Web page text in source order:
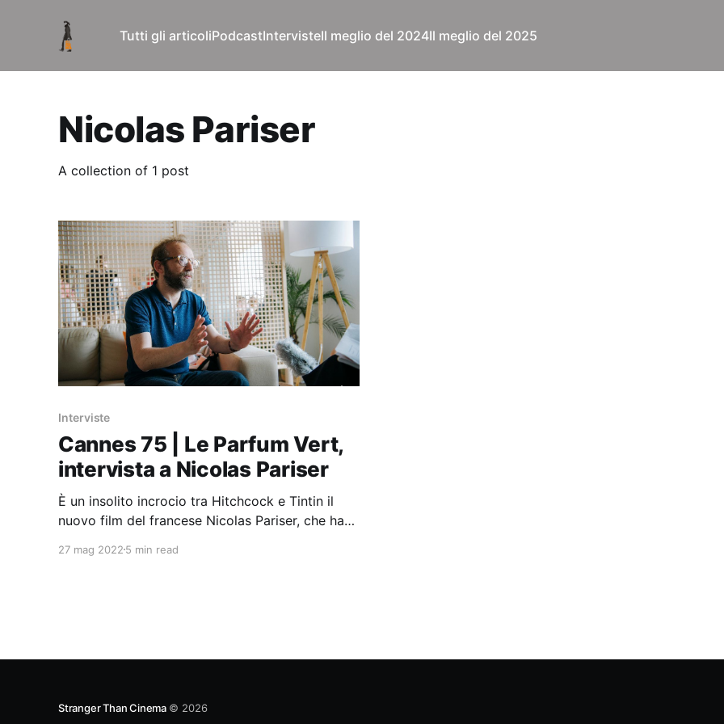
Tutti gli articoliPodcastIntervisteIl meglio del 2024Il meglio del 2025
Nicolas Pariser
A collection of 1 post
Interviste
Cannes 75 | Le Parfum Vert,
intervista a Nicolas Pariser
È un insolito incrocio tra Hitchcock e Tintin il
nuovo film del francese Nicolas Pariser, che ha
Festival di Cannes.
27 mag 2022 5 min read
Stranger Than Cinema © 2026